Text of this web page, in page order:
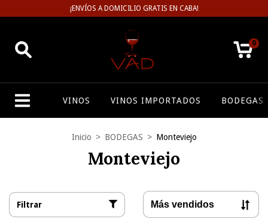
¡ENVÍOS A DOMICILIO GRATIS EN CABA!
0
VINOS VINOS IMPORTADOS BODEGAS
Inicio > BODEGAS > Monteviejo
Monteviejo
Filtrar